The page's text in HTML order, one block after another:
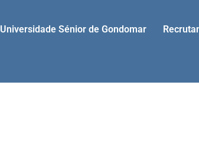
Universidade Sénior de Gondomar